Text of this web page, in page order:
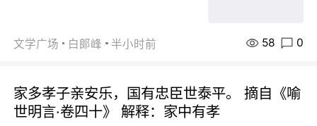
文学广场 白郞峰 半小时前 58 0
家多孝子亲安乐，国有忠臣世泰平。 摘自《喻
世明言·卷四十》 解释：家中有孝